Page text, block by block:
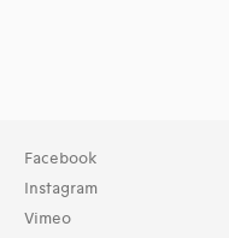
Facebook
Instagram
Vimeo